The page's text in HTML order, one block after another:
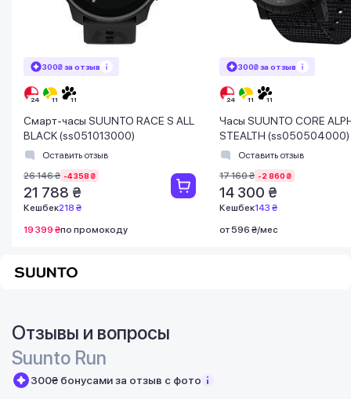
300₴ за отзыв
Смарт-часы SUUNTO RACE S ALL
BLACK (ss051013000)
Оставить отзыв
26 146 ₴ -4 358 ₴
21 788 ₴
Кешбек218 ₴
19 399 ₴по промокоду
300₴ за отзыв
Часы SUUNTO CORE
STEALTH (ss050504000)
Оставить отзыв
17 160 ₴ -2 860 ₴
14 300 ₴
Кешбек143 ₴
от 596 ₴/мес
Отзывы и вопросы
Suunto Run
300₴ бонусами за отзыв с фото